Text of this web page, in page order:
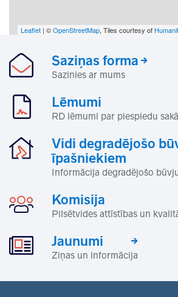
Leaflet | ©OpenStreetMap, Tiles courtesy of
Saziņas forma
Sazinies ar mums
Lēmumi
RD lēmumi par piespiedu
Vidi degradējošo
īpašniekiem
Informācija degradējošo
Komisija
Pilsētvides attīstības un
Jaunumi
Ziņas un informācija